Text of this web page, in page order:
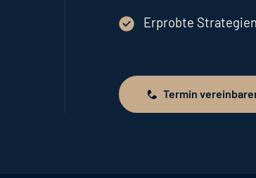
Erprobte
Termin vereinbaren
Termin